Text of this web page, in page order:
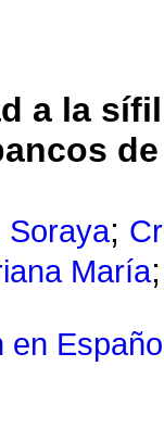
a la
Soraya;
María
en